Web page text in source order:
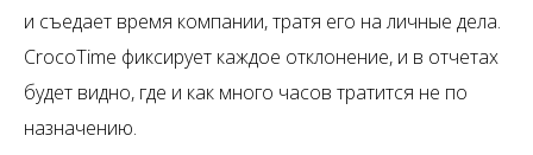
и съедает время компании, тратя его на личные дела.
CrocoTime фиксирует каждое отклонение, и в отчетах
будет видно, где и как много часов тратится не по
назначению.